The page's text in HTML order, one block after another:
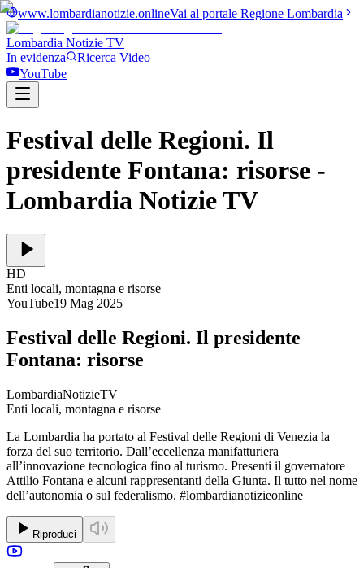
www.lombardianotizie.onlineVai al portale Regione Lombardia
Lombardia Notizie TV
In evidenza
Ricerca Video
YouTube
Festival delle Regioni. Il
presidente Fontana: risorse -
Lombardia Notizie TV
HD
Enti locali, montagna e risorse
YouTube19 Mag 2025
Festival delle Regioni. Il presidente
Fontana: risorse
LombardiaNotizieTV
Enti locali, montagna e risorse
La Lombardia ha portato al Festival delle Regioni di Venezia la
forza del suo territorio. Dall’eccellenza manifatturiera
all’innovazione tecnologica fino al turismo. Presenti il governatore
Attilio Fontana e alcuni rappresentanti della Giunta. Il tutto nel nome
dell’autonomia o sul federalismo. #lombardianotizieonline
Riproduci